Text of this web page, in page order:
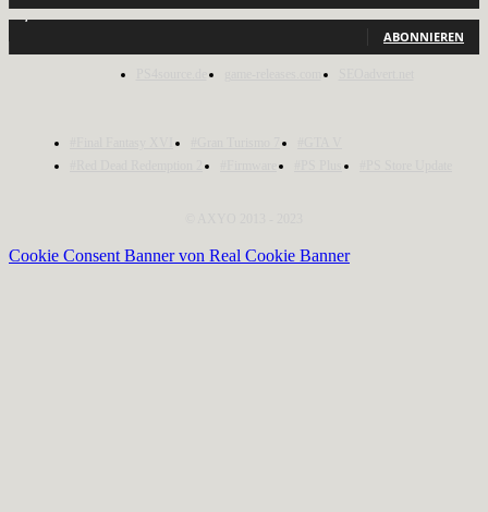
1,150 Abonnenten
ABONNIEREN
Cookie Consent Banner von Real Cookie Banner